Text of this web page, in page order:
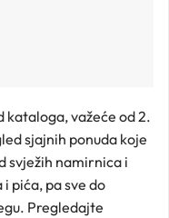
važeće od 2.
sjajnih ponuda koje
svježih namirnica i
pića, pa sve do
Pregledajte